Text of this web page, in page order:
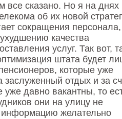
все сказано. Но я на днях
об их новой
сокращения персонала,
качества
услуг. Так вот,
штата будет
которые уже
заслуженный отдых и за
уже давно вакантны, то
они на улицу не
информацию желательно